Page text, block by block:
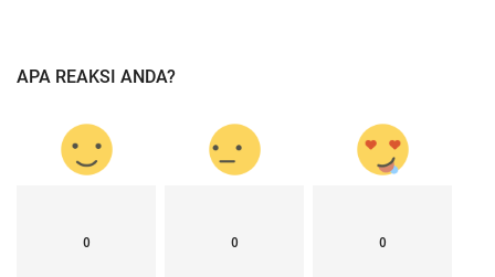
APA REAKSI ANDA?
0 0 0